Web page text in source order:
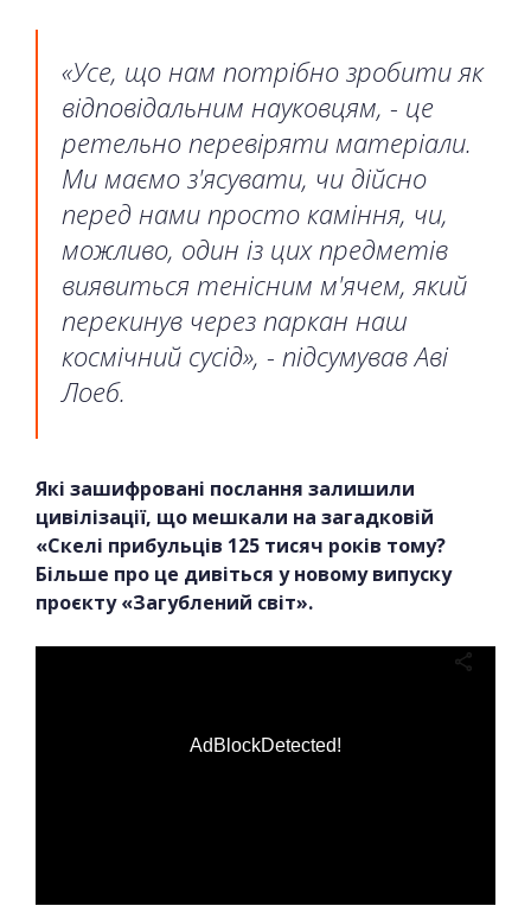
«Усе, що нам потрібно зробити як
відповідальним науковцям, - це
ретельно перевіряти матеріали.
Ми маємо з'ясувати, чи дійсно
перед нами просто каміння, чи,
можливо, один із цих предметів
виявиться тенісним м'ячем, який
перекинув через паркан наш
космічний сусід», - підсумував Аві
Лоеб.
Які зашифровані послання залишили
цивілізації, що мешкали на загадковій
«Скелі прибульців 125 тисяч років тому?
Більше про це дивіться у новому випуску
проєкту «Загублений світ».
AdBlockDetected!